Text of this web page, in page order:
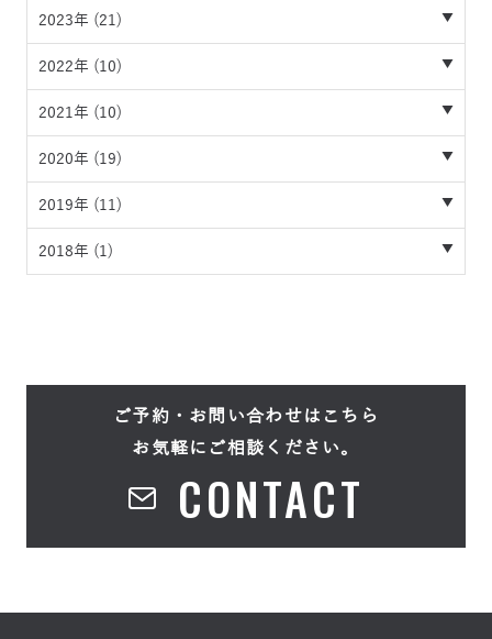
2023年 (21)
2022年 (10)
2021年 (10)
2020年 (19)
2019年 (11)
2018年 (1)
ご予約・お問い合わせはこちら
お気軽にご相談ください。
CONTACT